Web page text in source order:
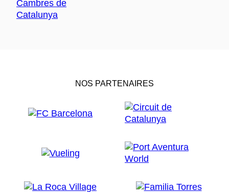
NOS PARTENAIRES